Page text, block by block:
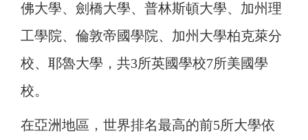
佛大學、劍橋大學、普林斯頓大學、加州理
工學院、倫敦帝國學院、加州大學柏克萊分
校、耶魯大學，共3所英國學校7所美國學
校。
在亞洲地區，世界排名最高的前5所大學依